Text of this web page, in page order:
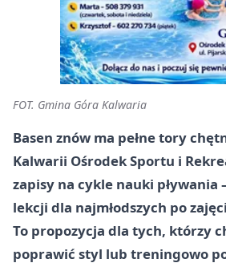
FOT. Gmina Góra Kalwaria
Basen znów ma pełne tory
Kalwarii Ośrodek Sportu i
zapisy na cykle nauki pływania
lekcji dla najmłodszych po
To propozycja dla tych, którzy
poprawić styl lub treningowo